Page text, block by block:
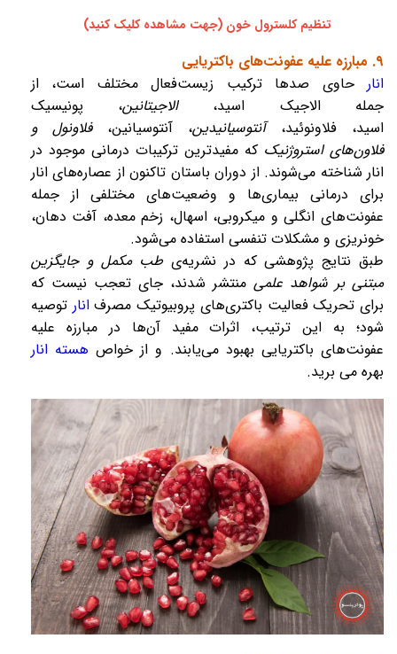
تنظیم کلسترول خون (جهت مشاهده کلیک کنید)
۹. مبارزه علیه عفونت‌های باکتریایی
انار حاوی صدها ترکیب زیست‌فعال مختلف است، از
جملهالاجیک اسید،الاجیتانین، پونیسیک
اسید، فلاونوئید،آنتوسیانیدین، آنتوسیانین،فلاونول و
فلاون‌های استروژنیک که مفیدترین ترکیبات درمانی موجود در
انار شناخته می‌شوند. از دوران باستان تاکنون از عصاره‌های انار
برای درمانی بیماری‌ها و وضعیت‌های مختلفی از جمله
عفونت‌های انگلی و میکروبی، اسهال، زخم معده، آفت دهان،
خونریزی و مشکلات تنفسی استفاده می‌شود.
طبق نتایج پژوهشی که در نشریه‌یطب مکمل و جایگزین
مبتنی بر شواهد علمی منتشر شدند، جای تعجب نیست که
برای تحریک فعالیت باکتری‌های پروبیوتیکمصرفانار توصیه
شود؛ به این ترتیب، اثرات مفید آن‌ها در مبارزه علیه
عفونت‌های باکتریایی بهبود می‌یابند. و از خواص هسته انار
بهره می برید.